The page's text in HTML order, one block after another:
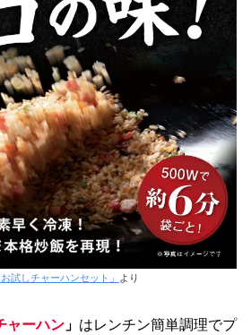
お試しチャーハンセット」 より
ャーハン 」 はレンチン簡単調理でプ